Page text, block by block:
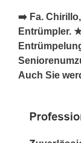
➡️ Fa.
Entrümpler.
Auch Sie